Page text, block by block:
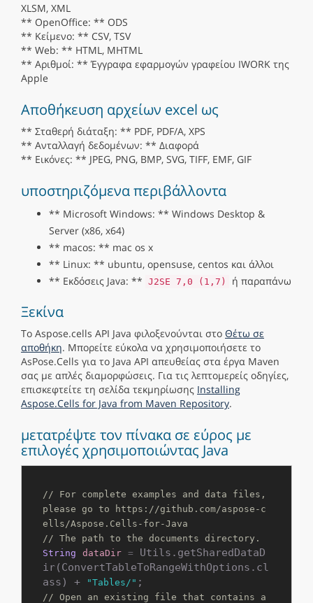
XLSM, XML
** OpenOffice: ** ODS
** Κείμενο: ** CSV, TSV
** Web: ** HTML, MHTML
** Αριθμοί: ** Έγγραφα εφαρμογών γραφείου IWORK της
Apple
Αποθήκευση αρχείων excel ως
** Σταθερή διάταξη: ** PDF, PDF/A, XPS
** Ανταλλαγή δεδομένων: ** Διαφορά
** Εικόνες: ** JPEG, PNG, BMP, SVG, TIFF, EMF, GIF
υποστηριζόμενα περιβάλλοντα
** Microsoft Windows: ** Windows Desktop &
Server (x86, x64)
** macos: ** mac os x
** Linux: ** ubuntu, opensuse, centos και άλλοι
** Εκδόσεις Java: ** J2SE 7,0 (1,7) ή παραπάνω
Ξεκίνα
Το Aspose.cells API Java φιλοξενούνται στο Θέτω σε
αποθήκη. Μπορείτε εύκολα να χρησιμοποιήσετε το
AsPose.Cells για το Java API απευθείας στα έργα Maven
σας με απλές διαμορφώσεις. Για τις λεπτομερείς οδηγίες,
επισκεφτείτε τη σελίδα τεκμηρίωσης Installing
Aspose.Cells for Java from Maven Repository.
μετατρέψτε τον πίνακα σε εύρος με
επιλογές χρησιμοποιώντας Java
// For complete examples and data files,
please go to https://github.com/aspose-c
ells/Aspose.Cells-for-Java
// The path to the documents directory.
String
dataDir =
Utils.getSharedDataD
ir(ConvertTableToRangeWithOptions.cl
ass) +
"Tables/"
// Open an existing file that contains a